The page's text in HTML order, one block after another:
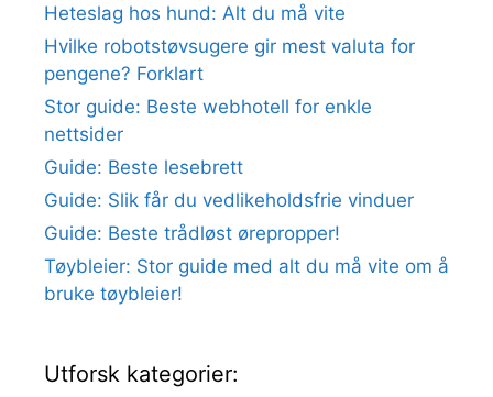
Heteslag hos hund: Alt du må vite
Hvilke robotstøvsugere gir mest valuta for
pengene? Forklart
Stor guide: Beste webhotell for enkle
nettsider
Guide: Beste lesebrett
Guide: Slik får du vedlikeholdsfrie vinduer
Guide: Beste trådløst ørepropper!
Tøybleier: Stor guide med alt du må vite om å
bruke tøybleier!
Utforsk kategorier: